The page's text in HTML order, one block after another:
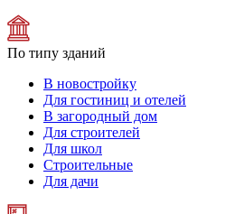
По типу зданий
В новостройку
Для гостиниц и отелей
В загородный дом
Для строителей
Для школ
Строительные
Для дачи